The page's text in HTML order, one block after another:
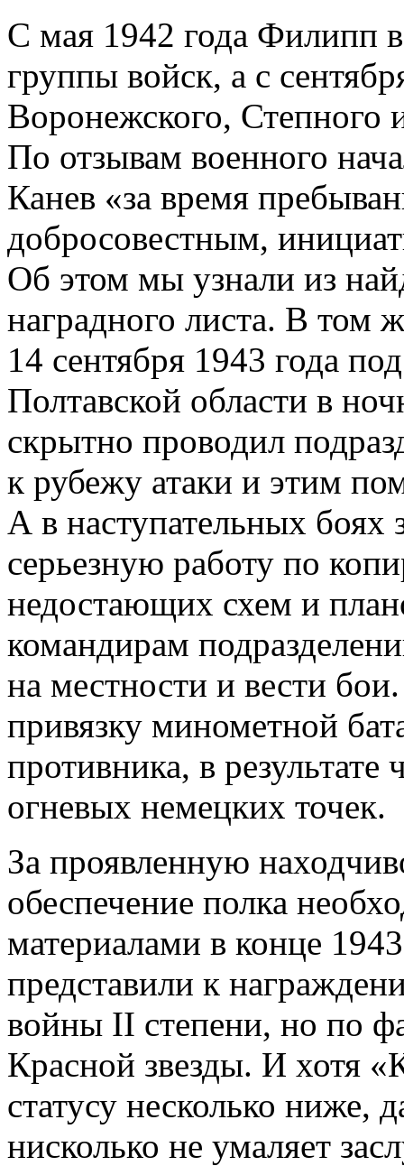
С мая 1942 года Филипп
группы войск, а с
Воронежского, Степного
По отзывам военного
Канев «за время
добросовестным,
Об этом мы узнали из
наградного листа. В том
14 сентября 1943 года
Полтавской области в
скрытно проводил
к рубежу атаки и этим
А в наступательных боях
серьезную работу по
недостающих схем и
командирам
на местности и вести
привязку минометной
противника, в
огневых немецких точек.
За проявленную
обеспечение полка
материалами в конце
представили к
войны II степени, но по
Красной звезды. И хотя
статусу несколько ниже,
нисколько не умаляет